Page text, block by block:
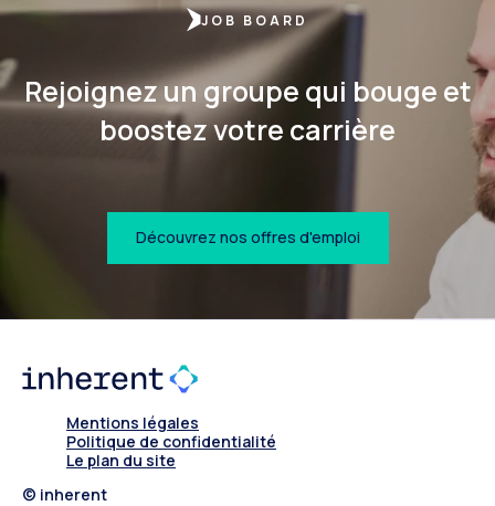
JOB BOARD
Rejoignez un groupe qui bouge et
boostez votre carrière
Découvrez nos offres d'emploi
Mentions légales
Politique de confidentialité
Le plan du site
© inherent